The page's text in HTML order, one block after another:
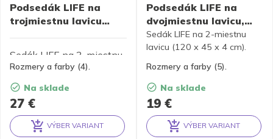
Podsedák LIFE na
trojmiestnu lavicu
27 €
Sedák LIFE na 3-miestnu
lavicu (150 x 45 x 4 cm).
Rozmery a farby (4).
Na sklade
VÝBER VARIANT
Podsedák LIFE na
dvojmiestnu lavicu,
120x45x4 cm
19 €
Sedák LIFE na 2-miestnu
lavicu (120 x 45 x 4 cm).
Rozmery a farby (5).
Na sklade
VÝBER VARIANT